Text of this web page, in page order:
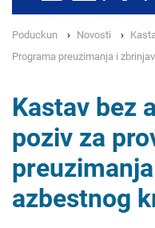
Poduckun Novosti
Programa preuzimanja i
Kastav bez
poziv za
azbestnog